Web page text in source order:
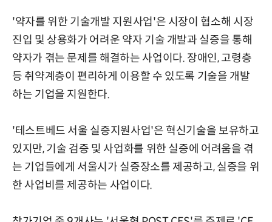
'약자를 위한 기술개발 지원사업'은 시장이 협소해 시장
진입 및 상용화가 어려운 약자 기술 개발과 실증을 통해
약자가 겪는 문제를 해결하는 사업이다. 장애인, 고령층
등 취약계층이 편리하게 이용할 수 있도록 기술을 개발
하는 기업을 지원한다.
'테스트베드 서울 실증지원사업'은 혁신기술을 보유하고
있지만, 기술 검증 및 사업화를 위한 실증에 어려움을 겪
는 기업들에게 서울시가 실증장소를 제공하고, 실증을 위
한 사업비를 제공하는 사업이다.